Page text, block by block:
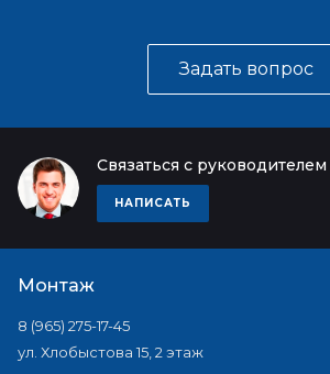
Задать вопрос
Связаться с руководителем
НАПИСАТЬ
Монтаж
8 (965) 275-17-45
ул. Хлобыстова 15, 2 этаж